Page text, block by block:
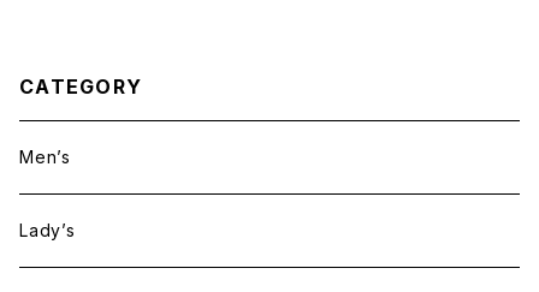
CATEGORY
Men’s
Lady’s